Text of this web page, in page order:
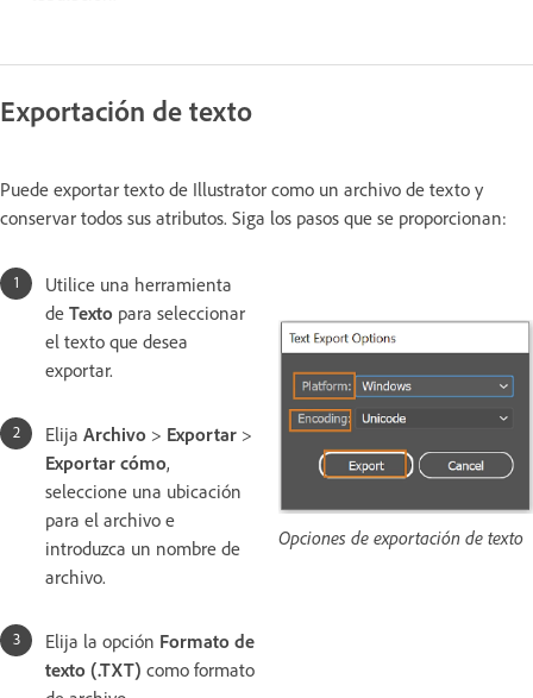
Exportación de texto
Puede exportar texto de Illustrator como un archivo de texto y
conservar todos sus atributos. Siga los pasos que se proporcionan:
Utilice una herramienta
de Texto para seleccionar
el texto que desea
exportar.
Elija Archivo > Exportar >
Exportar cómo,
seleccione una ubicación
para el archivo e
introduzca un nombre de
archivo.
Elija la opción Formato de
texto (.TXT) como formato
Opciones de exportación de texto